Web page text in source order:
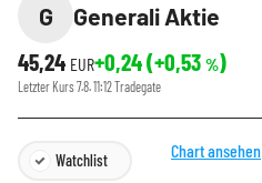
G
Generali Aktie
45,24 EUR+0,24(+0,53 %)
Letzter Kurs7.8. 11:12Tradegate
Watchlist Chart ansehen